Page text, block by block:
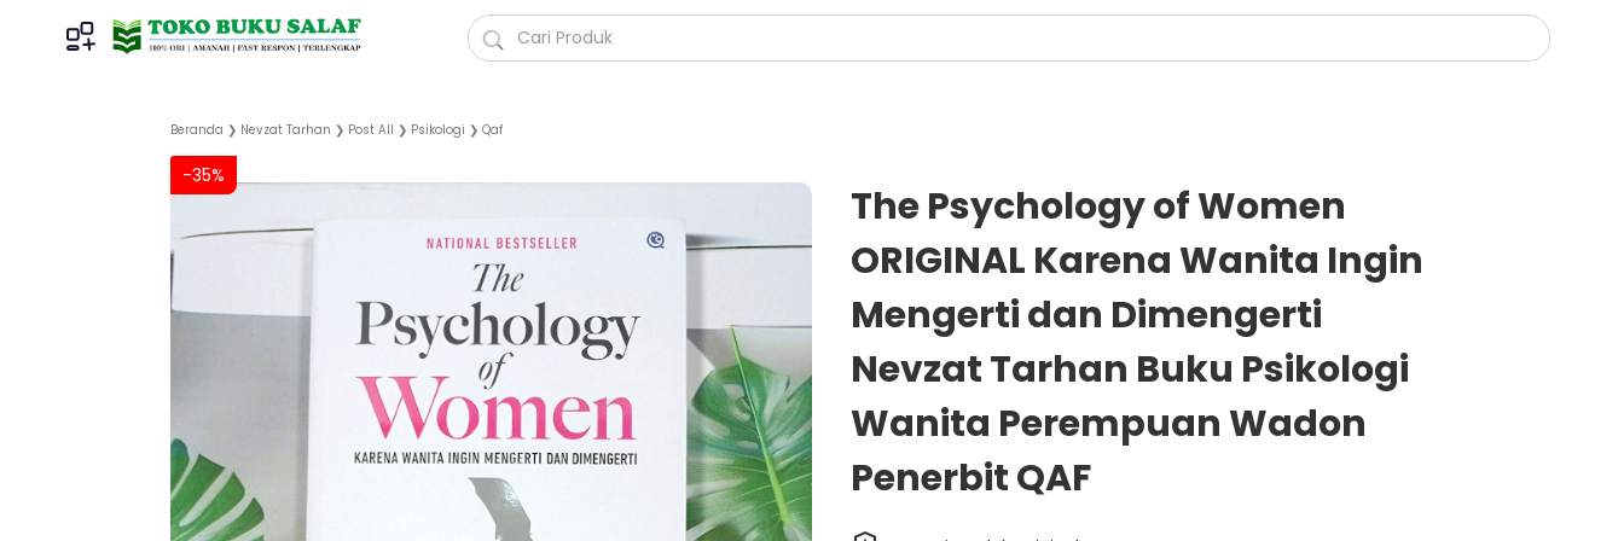
Beranda ❯ Nevzat Tarhan ❯ Post All ❯ Psikologi ❯ Qaf
-35%
The Psychology of Women
ORIGINAL Karena Wanita Ingin
Mengerti dan Dimengerti
Nevzat Tarhan Buku Psikologi
Wanita Perempuan Wadon
Penerbit QAF